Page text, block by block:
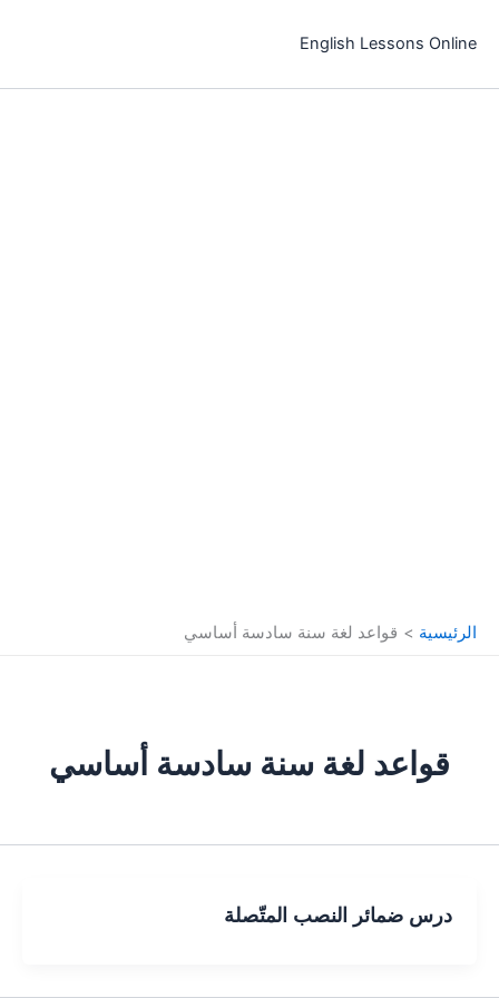
إلىEnglish Lessons Online
الرئيسية قواعد لغة سنة سادسة أساسي
قواعد لغة سنة سادسة أساسي
درس ضمائر النصب المتّصلة